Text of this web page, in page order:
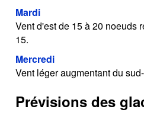
Mardi
Vent d'est de 15 à 20 noeuds
15.
Mercredi
Vent léger augmentant du
Prévisions des